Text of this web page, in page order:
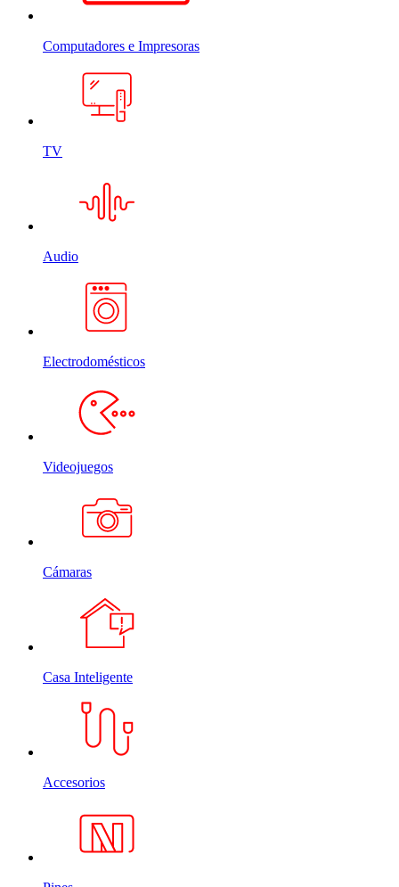
Computadores e Impresoras
TV
Audio
Electrodomésticos
Videojuegos
Cámaras
Casa Inteligente
Accesorios